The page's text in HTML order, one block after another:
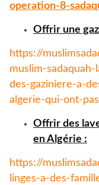
operation-8-
Offrir une
https://
muslim-
des-gaziniere-a-
algerie-qui-ont-
Offrir des
en Algérie :
https://
linges-a-des-